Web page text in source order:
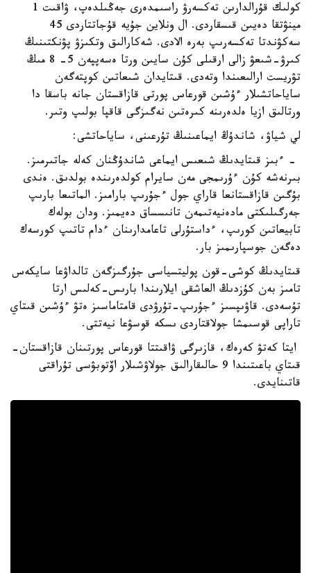
كولىك قۇرالدارىن تەكسەرۋ راسىمدەرى جەڭىلدەپ، ۋاقىت 1
مينۋتقا دەيىن قىسقاردى. ال ونلاين جۇيە قۇجاتتاردى 45
سەكۋندتا تەكسەرىپ بەرە الادى. شەكارالىق وتكىزۋ پۋنكتىنىڭ
كىرۋ-شىعۋ زالى ارقىلى كۇن سايىن ورتا ەسەپپەن 5- 8 مىڭ
تۋريست ارالىعىندا وتەدى. قىتايدان شىعاتىن كوپتەگەن
ساياحاتشىلار ءۇشىن قورعاس پورتى قازاقستان جانە باسقا دا
ورتالىق ازيا ەلدەرىنە كىرەتىن نەگىزگى قاقپا بولىپ وتىر.
لي شياۋ، شاندۇڭ ايماعىنىڭ تۇرعىنى، ساياحاتشى:
- ءبىز قىتايدىڭ شىعىس ايماعى شاندۇڭنان كەلە جاتىرمىز.
بىرنەشە كۇن ءۇرىمجى مەن سايرام كولدەرىندە بولدىق. ەندى
بۇگىن قازاقستانعا قاراي جول ءجۇرىپ بارامىز. الماتىعا بارىپ
جەرگىلىكتى مادەنيەتىمەن تانىسساق دەيمىز. ودان بولەك
تابيعاتىن كورىپ، ءداستۇرلى تاعامدارىنان ءدام تاتىپ كورسەك
دەگەن جوسپارىمىز بار.
قىتايدىڭ كوشى-قون پوليتسياسى جۇرگىزگەن تالداۋعا سايكەس
تامىز بەن كۇزدىڭ العاشقى ايلارىندا بارىس-كەلىس ارتا
تۇسەدى. قاۋىپسىز ءجۇرىپ-تۇرۋدى قامتاماسىز ەتۋ ءۇشىن قىتاي
تاراپى قوسىمشا جولاقتاردى ىسكە قوسۋعا نيەتتى.
ايتا كەتۋ كەرەك، قازىرگى ۋاقىتتا قورعاس پورتىنان قازاقستان-
قىتاي باعىتىندا 9 حالىقارالىق جولاۋشىلار اۆتوبۋسى تۇراقتى
قاتىنايدى.